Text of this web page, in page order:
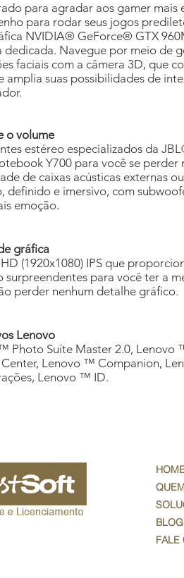
para agradar aos gamer mais
para rodar seus jogos
NVIDIA® GeForce® GTX
dedicada. Navegue por meio de
faciais com a câmera 3D, que
amplia suas possibilidades de
o volume
estéreo especializados da
Y700 para você se perder
de caixas acústicas externas
definido e imersivo, com
emoção.
gráfica
(1920x1080) IPS que
surpreendentes para você ter a
perder nenhum detalhe gráfico.
Lenovo
Photo Suíte Master 2.0, Lenovo
Center, Lenovo ™ Companion,
Lenovo ™ ID.
BLOG
FALE